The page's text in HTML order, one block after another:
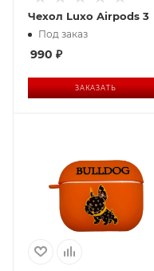
Чехол Luxo Airpods 3
Под заказ
990 ₽
ЗАКАЗАТЬ